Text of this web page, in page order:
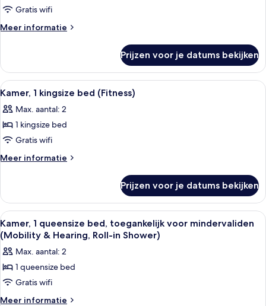
2
queensize
laden
Gratis wifi
Meer informatie
Meer
2
queensize
bedden
Prijzen voor je datums bekijken
Alle
foto's
voor
Kamer,
1
kingsize
laden
Een hotelkamer met een groot bed,
4
Kamer, 1 kingsize bed (Fitness)
Max. aantal: 2
1 kingsize bed
Gratis wifi
Meer informatie
Meer
1
kingsize
bed
(Fitness)
Prijzen voor je datums bekijken
Alle
foto's
voor
Kamer,
1
queensize
bed,
Een hotelkamer met een groot bed,
6
Kamer, 1 queensize bed, toegankelijk voor mindervaliden
(Mobility & Hearing, Roll-in Shower)
Max. aantal: 2
1 queensize bed
Gratis wifi
Meer informatie
Meer